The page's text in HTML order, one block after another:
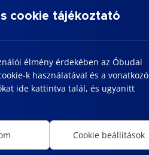
cookie tájékoztató
élmény érdekében az Óbudai
k használatával és a vonatkozó
ide kattintva talál, és ugyanitt
Cookie beállítások